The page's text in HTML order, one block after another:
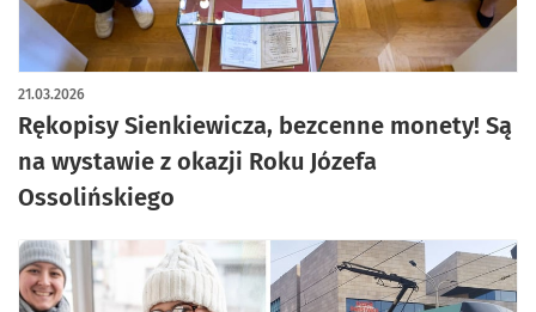
Rękopisy Sienkiewicza, bezcenne monety! Są
na wystawie z okazji Roku Józefa
Ossolińskiego
21.03.2026
artykuł z galerią zdjęć